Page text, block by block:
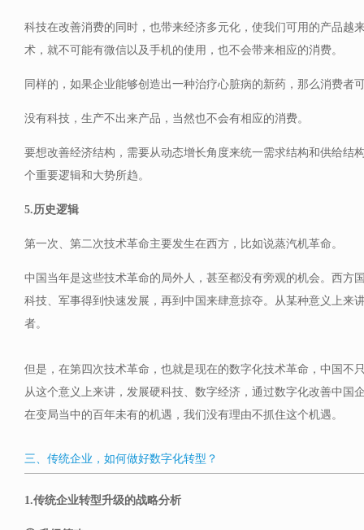
科技在改善消费的同时，也带来经济多元化，使我们可用的产品越
术，就不可能有微信以及手机的使用，也不会带来相应的消费。
同样的，如果企业能够创造出一种治疗心脏病的新药，那么消费者
没有科技，生产不出来产品，当然也不会有相应的消费。
要想改善经济结构，需要从动态增长角度来统一需求结构和供给结
个重要逻辑和大势所趋。
5.历史逻辑
第一次、第二次技术革命主要发生在西方，比如说蒸汽机革命。
中国当年是这些技术革命的局外人，甚至都没有旁观的机会。西方
科技、军事得到快速发展，再到中国来肆意掠夺。从某种意义上来
者。
但是，在第四次技术革命，也就是现在的数字化技术革命，中国不
从这个意义上来讲，发展硬科技、数字经济，通过数字化改善中国
在变局当中的百年未有的机遇，我们没有理由不抓住这个机遇。
三、传统企业，如何做好数字化转型？
1.传统企业转型升级的战略分析